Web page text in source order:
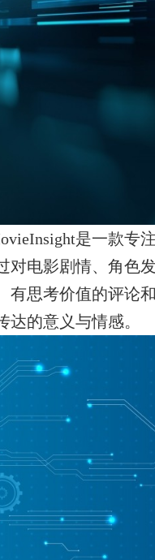
是一款专
对电影剧情、角色
有思考价值的评论
的意义与情感。